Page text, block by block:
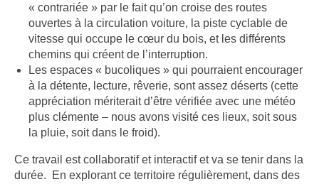
« contrariée » par le fait qu’on croise des routes
ouvertes à la circulation voiture, la piste cyclable de
vitesse qui occupe le cœur du bois, et les différents
chemins qui créent de l’interruption.
Les espaces « bucoliques » qui pourraient encourager
à la détente, lecture, rêverie, sont assez déserts (cette
appréciation mériterait d’être vérifiée avec une météo
plus clémente – nous avons visité ces lieux, soit sous
la pluie, soit dans le froid).
Ce travail est collaboratif et interactif et va se tenir dans la
durée. En explorant ce territoire régulièrement, dans des